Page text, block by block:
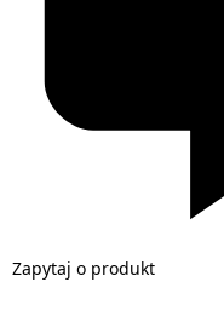
Zapytaj o produkt